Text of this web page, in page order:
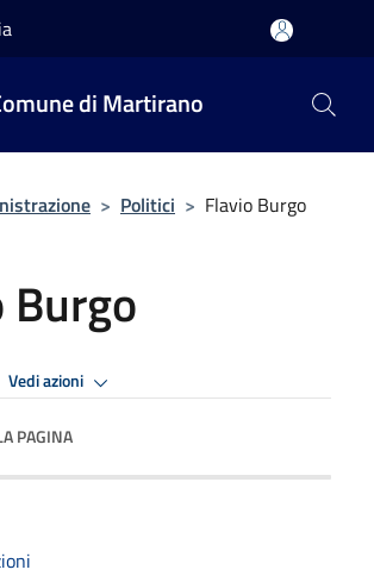
di Martirano
> Politici > Flavio Burgo
Burgo
Vedi azioni
PAGINA